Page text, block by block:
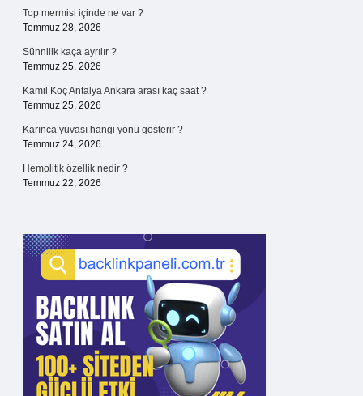
Top mermisi içinde ne var ?
Temmuz 28, 2026
Sünnilik kaça ayrılır ?
Temmuz 25, 2026
Kamil Koç Antalya Ankara arası kaç saat ?
Temmuz 25, 2026
Karınca yuvası hangi yönü gösterir ?
Temmuz 24, 2026
Hemolitik özellik nedir ?
Temmuz 22, 2026